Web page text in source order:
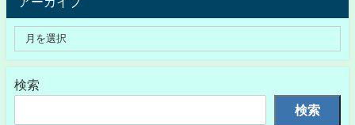
検索
検索